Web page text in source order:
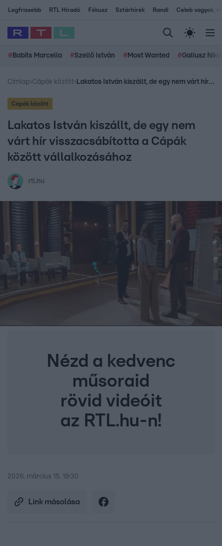
Legfrissebb RTL Híradó Fókusz Sztárhírek Randi Celeb vagyok,
# Babits Marcella #Szellő István # Most Wanted #Gallusz
Címlap›Cápák között› Lakatos István kiszállt, de egy nem várt hír visszacsábította a Cápák között vállalkozásához
Cápák között
Lakatos István kiszállt, de egy nem
várt hír visszacsábította a Cápák
között vállalkozásához
rtl.hu
Nézd a kedvenc
műsoraid
rövid videóit
az RTL.hu-n!
2026. március 15. 19:30
Link másolása